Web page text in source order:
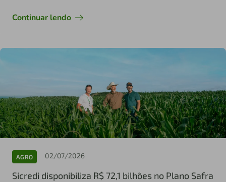
Continuar lendo
AGRO 02/07/2026
Sicredi disponibiliza R$ 72,1 bilhões no Plano Safra